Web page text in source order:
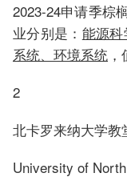
2023-24申请季棕
业分别是： 能源
系统、环境系统
2
北卡罗来纳大学教
University of